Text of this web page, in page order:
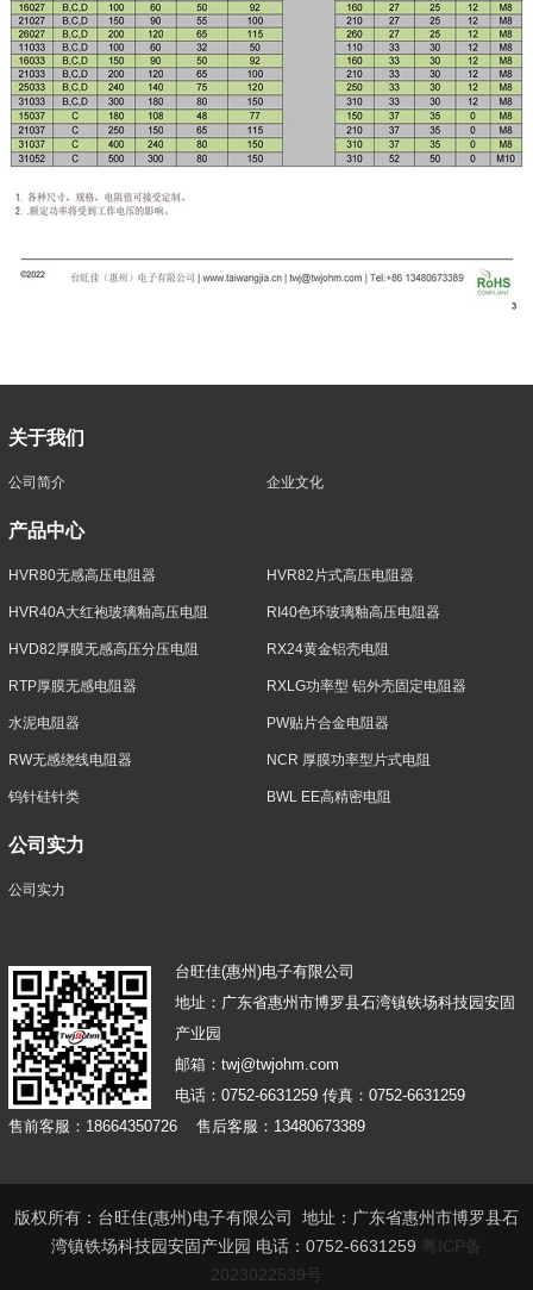
关于我们
公司简介 企业文化
产品中心
HVR80无感高压电阻器 HVR82片式高压电阻器
HVR40A大红袍玻璃釉高压电阻 RI40色环玻璃釉高压电阻器
HVD82厚膜无感高压分压电阻 RX24黄金铝壳电阻
RTP厚膜无感电阻器 RXLG功率型 铝外壳固定电阻器
水泥电阻器 PW贴片合金电阻器
RW无感绕线电阻器 NCR 厚膜功率型片式电阻
钨针硅针类 BWL EE高精密电阻
公司实力
公司实力
台旺佳(惠州)电子有限公司
地址：广东省惠州市博罗县石湾镇铁场科技园安固
产业园
邮箱：twj@twjohm.com
电话：0752-6631259 传真：0752-6631259
售前客服：18664350726 售后客服：13480673389
版权所有：台旺佳(惠州)电子有限公司 地址：广东省惠州市博罗县石
湾镇铁场科技园安固产业园 电话：0752-6631259
粤ICP备
2023022539号